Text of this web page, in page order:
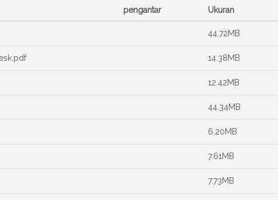
pengantar Ukuran
44.72MB
14.38MB
12.42MB
44.34MB
6.20MB
7.61MB
7.73MB